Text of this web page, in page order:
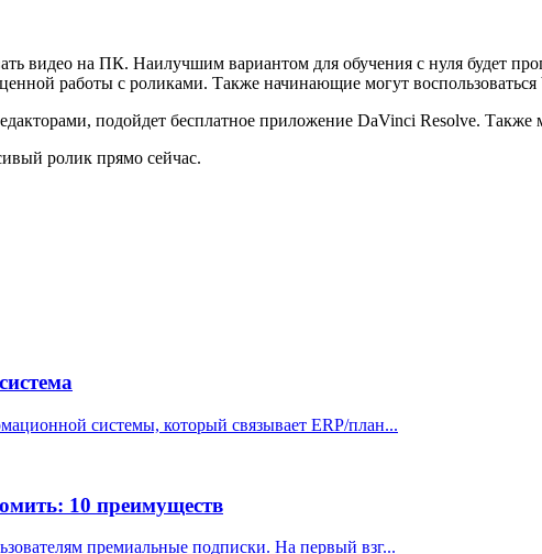
видео на ПК. Наилучшим вариантом для обучения с нуля
работы с роликами. Также начинающие могут
подойдет бесплатное приложение DaVinci Resolve.
ролик прямо сейчас.
системы, который связывает ERP/план...
10 преимуществ
премиальные подписки. На первый взг...